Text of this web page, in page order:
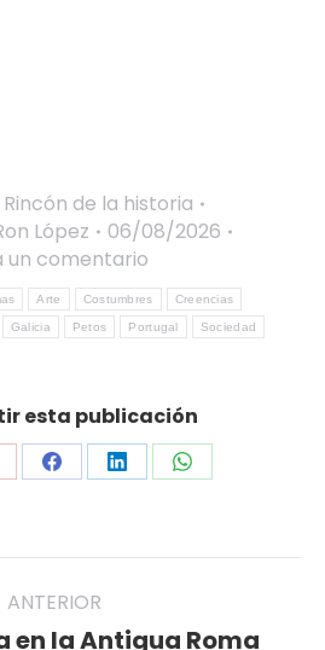
Rincón de la historia
López
06/08/2026
un comentario
Arte Costumbres Creencias
Galicia Petos Portugal Sociedad
esta publicación
Share
Facebook
Share
LinkedIn
Share
WhatsApp
ANTERIOR
Publicación
en la Antigua Roma